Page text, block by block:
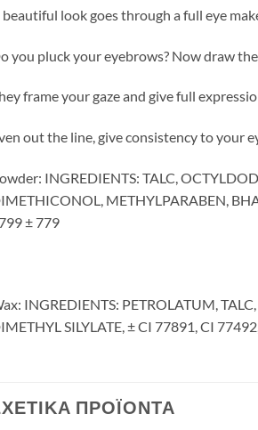
beautiful look goes through a full eye
you pluck your eyebrows? Now draw
frame your gaze and give full
out the line, give consistency to your
INGREDIENTS: TALC,
METHYLPARABEN,
± 779
INGREDIENTS: PETROLATUM,
SILYLATE, ± CI 77891, CI
ΠΡΟΪΌΝΤΑ